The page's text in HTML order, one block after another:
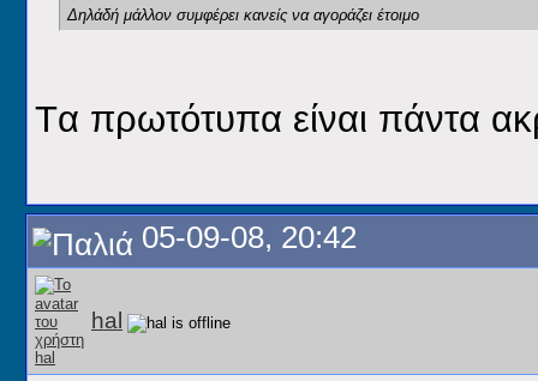
Δηλάδή μάλλον συμφέρει κανείς να αγοράζει έτοιμο
Tα πρωτότυπα είναι πάντα
05-09-08, 20:42
hal